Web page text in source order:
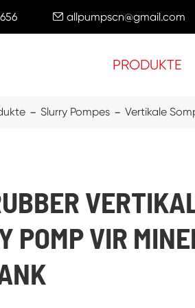
 allpumpscn@gmail.com
PRODUKTE
Slurry Pompes Vertikale
POMP VIR